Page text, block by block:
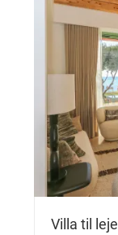
Villa til leje